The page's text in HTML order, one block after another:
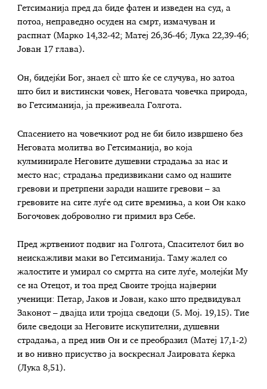
Гетсиманија пред да биде фатен и изведен на суд, а
потоа, неправедно осуден на смрт, измачуван и
распнат (Марко 14,32-42; Матеј 26,36-46; Лука 22,39-46;
Јован 17 глава).
Он, бидејќи Бог, знаел сè што ќе се случува, но затоа
што бил и вистински човек, Неговата човечка природа,
во Гетсиманија, ја преживеала Голгота.
Спасението на човечкиот род не би било извршено без
Неговата молитва во Гетсиманија, во која
кулминирале Неговите душевни страдања за нас и
место нас; страдања предизвикани само од нашите
гревови и претрпени заради нашите гревови – за
гревовите на сите луѓе од сите времиња, а кои Он како
Богочовек доброволно ги примил врз Себе.
Пред жртвениот подвиг на Голгота, Спасителот бил во
неискажливи маки во Гетсиманија. Таму жалел со
жалостите и умирал со смртта на сите луѓе, молејќи Му
се на Отецот, и тоа пред Своите тројца најверни
ученици: Петар, Јаков и Јован, како што предвидувал
Законот – двајца или тројца сведоци (5. Мој. 19,15). Тие
биле сведоци за Неговите искупителни, душевни
страдања, а пред нив Он и се преобразил (Матеј 17,1-2)
и во нивно присуство ја воскреснал Јаировата ќерка
(Лука 8,51).